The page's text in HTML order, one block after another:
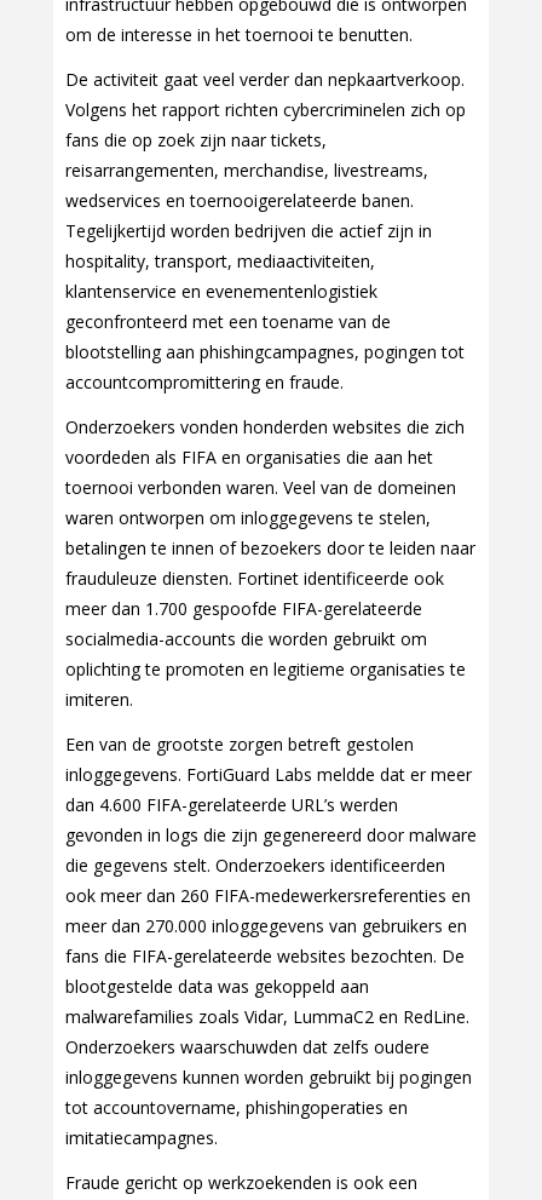
infrastructuur hebben opgebouwd die is ontworpen
om de interesse in het toernooi te benutten.
De activiteit gaat veel verder dan nepkaartverkoop.
Volgens het rapport richten cybercriminelen zich op
fans die op zoek zijn naar tickets,
reisarrangementen, merchandise, livestreams,
wedservices en toernooigerelateerde banen.
Tegelijkertijd worden bedrijven die actief zijn in
hospitality, transport, mediaactiviteiten,
klantenservice en evenementenlogistiek
geconfronteerd met een toename van de
blootstelling aan phishingcampagnes, pogingen tot
accountcompromittering en fraude.
Onderzoekers vonden honderden websites die zich
voordeden als FIFA en organisaties die aan het
toernooi verbonden waren. Veel van de domeinen
waren ontworpen om inloggegevens te stelen,
betalingen te innen of bezoekers door te leiden naar
frauduleuze diensten. Fortinet identificeerde ook
meer dan 1.700 gespoofde FIFA-gerelateerde
socialmedia-accounts die worden gebruikt om
oplichting te promoten en legitieme organisaties te
imiteren.
Een van de grootste zorgen betreft gestolen
inloggegevens. FortiGuard Labs meldde dat er meer
dan 4.600 FIFA-gerelateerde URL’s werden
gevonden in logs die zijn gegenereerd door malware
die gegevens stelt. Onderzoekers identificeerden
ook meer dan 260 FIFA-medewerkersreferenties en
meer dan 270.000 inloggegevens van gebruikers en
fans die FIFA-gerelateerde websites bezochten. De
blootgestelde data was gekoppeld aan
malwarefamilies zoals Vidar, LummaC2 en RedLine.
Onderzoekers waarschuwden dat zelfs oudere
inloggegevens kunnen worden gebruikt bij pogingen
tot accountovername, phishingoperaties en
imitatiecampagnes.
Fraude gericht op werkzoekenden is ook een